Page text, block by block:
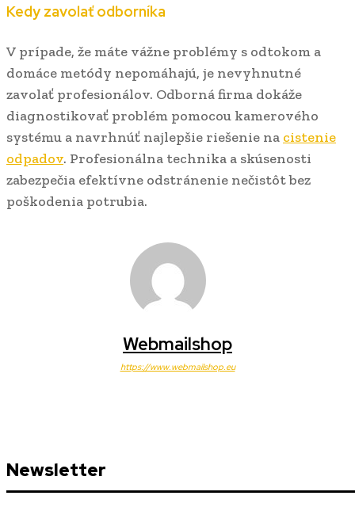
Kedy zavolať odborníka
V prípade, že máte vážne problémy s odtokom a
domáce metódy nepomáhajú, je nevyhnutné
zavolať profesionálov. Odborná firma dokáže
diagnostikovať problém pomocou kamerového
systému a navrhnúť najlepšie riešenie na cistenie
odpadov. Profesionálna technika a skúsenosti
zabezpečia efektívne odstránenie nečistôt bez
poškodenia potrubia.
Webmailshop
https://www.webmailshop.eu
Newsletter